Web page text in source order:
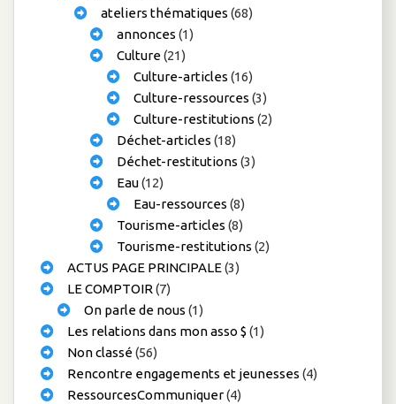
ateliers thématiques (68)
annonces (1)
Culture(21)
Culture-articles (16)
Culture-ressources (3)
Culture-restitutions (2)
Déchet-articles (18)
Déchet-restitutions (3)
Eau(12)
Eau-ressources (8)
Tourisme-articles (8)
Tourisme-restitutions (2)
ACTUS PAGE PRINCIPALE(3)
LE COMPTOIR (7)
On parle de nous (1)
Les relations dans mon asso $ (1)
Non classé(56)
Rencontre engagements et jeunesses (4)
RessourcesCommuniquer(4)